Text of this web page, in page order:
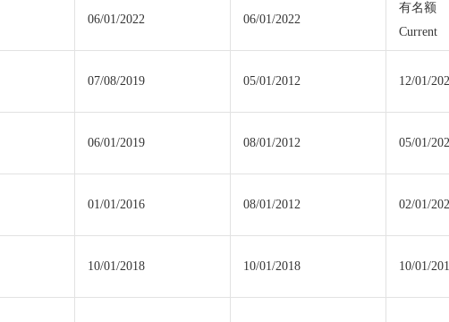
06/01/2022 06/01/2022
有名额
Current
07/08/2019 05/01/2012 12/01/
06/01/2019 08/01/2012 05/01/
01/01/2016 08/01/2012 02/01/
10/01/2018 10/01/2018 10/01/